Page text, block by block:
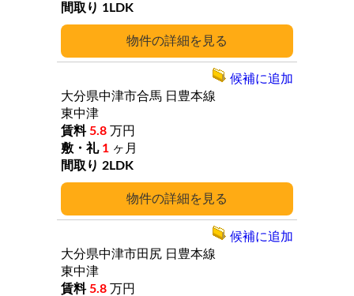
詳細
1LDK
詳細
大分県中津市合馬 日豊本線
東中津
5.8 万円
1 ヶ月
2LDK
候補に追加
大分県中津市田尻 日豊本線
東中津
5.8 万円
候補に追加